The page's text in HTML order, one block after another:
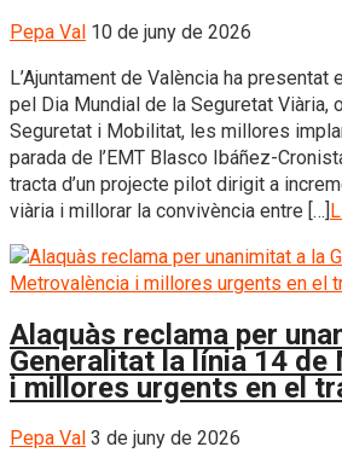
Pepa Val 10 de juny de 2026
L’Ajuntament de València ha presentat
pel Dia Mundial de la Seguretat Viària,
Seguretat i Mobilitat, les millores
parada de l’EMT Blasco Ibáñez-
tracta d’un projecte pilot dirigit a
viària i millorar la convivència entre […]
Alaquàs reclama per
Generalitat la línia 14 de
i millores urgents en el
Pepa Val 3 de juny de 2026